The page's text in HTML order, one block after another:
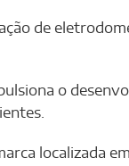
de
o
localizada